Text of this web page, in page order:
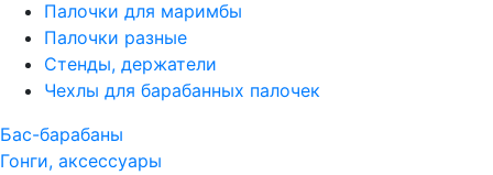
Палочки для маримбы
Палочки разные
Стенды, держатели
Чехлы для барабанных палочек
Бас-барабаны
Гонги, аксессуары